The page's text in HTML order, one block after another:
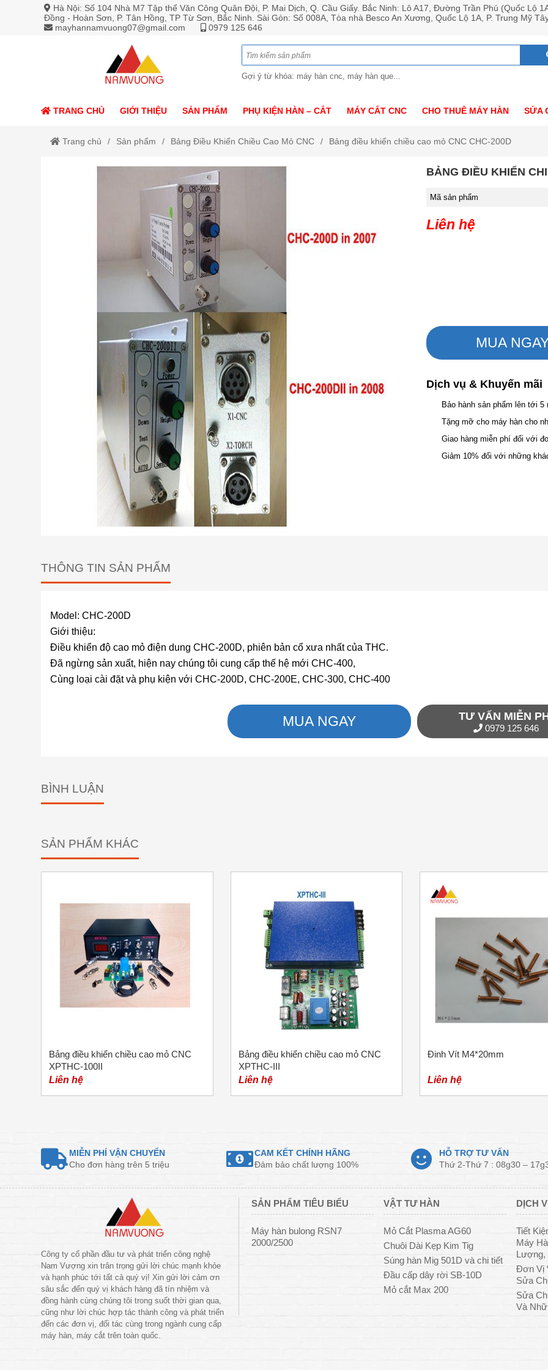
Hà Nội: Số 104 Nhà M7 Tập thể Văn Công Quân Đội, P. Mai Dịch, Q. Cầu Giấy. Bắc Ninh: Lô A17, Đường Trần Phú (Quốc Lộ
Đồng - Hoàn Sơn, P. Tân Hồng, TP Từ Sơn, Bắc Ninh. Sài Gòn: Số 008A, Tòa nhà Besco An Xương, Quốc Lộ 1A, P. Trung Mỹ
mayhannamvuong07@gmail.com
0979 125 646
Gợi ý từ khóa: máy hàn cnc, máy hàn que...
TRANG CHỦ GIỚI THIỆU SẢN PHẨM PHỤ KIỆN HÀN – CẮT MÁY CẮT CNC CHO THUÊ MÁY HÀN SỬA
Trang chủ Sản phẩm Bảng Điều Khiển Chiều Cao Mỏ CNC Bảng điều khiển chiều cao mỏ CNC CHC-200D
BẢNG ĐIỀU KHIỂN
Mã sản phẩm
Liên hệ
MUA
Dịch vụ & Khuyến mãi
Bảo hành sản phẩm lên tới
Tặng mỡ cho máy hàn cho
Giao hàng miễn phí đối với
Giảm 10% đối với những
THÔNG TIN SẢN PHẨM
Model: CHC-200D
Giới thiệu:
Điều khiển độ cao mỏ điện dung CHC-200D, phiên bản cổ xưa nhất của THC.
Đã ngừng sản xuất, hiện nay chúng tôi cung cấp thế hệ mới CHC-400,
Cùng loại cài đặt và phụ kiện với CHC-200D, CHC-200E, CHC-300, CHC-400
MUA NGAY TƯ VẤN MIỄN
0979 125 646
BÌNH LUẬN
SẢN PHẨM KHÁC
Bảng điều khiển chiều cao mỏ CNC
XPTHC-100II
Liên hệ
Bảng điều khiển chiều cao mỏ CNC
XPTHC-III
Liên hệ
Đinh Vít M4*20mm
Liên hệ
MIỄN PHÍ VẬN CHUYỂN
Cho đơn hàng trên 5 triệu
CAM KẾT CHÍNH HÃNG
Đảm bảo chất lượng 100%
HỖ TRỢ TƯ VẤN
Thứ 2-Thứ 7 : 08g30 –
Công ty cổ phần đầu tư và phát triển công nghệ
Nam Vượng xin trân trọng gửi lời chúc mạnh khỏe
và hạnh phúc tới tất cả quý vị! Xin gửi lời cảm ơn
sâu sắc đến quý vị khách hàng đã tín nhiệm và
đồng hành cùng chúng tôi trong suốt thời gian qua,
cũng như lời chúc hợp tác thành công và phát triển
đến các đơn vị, đối tác cùng trong ngành cung cấp
máy hàn, máy cắt trên toàn quốc.
SẢN PHẨM TIÊU BIỂU
Máy hàn bulong RSN7
2000/2500
VẬT TƯ HÀN
Mỏ Cắt Plasma AG60
Chuôi Dài Kẹp Kim Tig
Súng hàn Mig 501D và chi tiết
Đầu cấp dây rời SB-10D
Mỏ cắt Max 200
DỊCH
Tiết
Máy
Lượng,
Đơn Vị
Sửa
Sửa
Và